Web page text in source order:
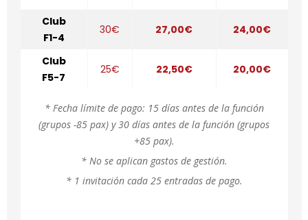
Club
F1-4
30€ 27,00€ 24,00€
Club
F5-7
25€ 22,50€ 20,00€
* Fecha límite de pago: 15 días antes de la función
(grupos -85 pax) y 30 días antes de la función (grupos
+85 pax).
* No se aplican gastos de gestión.
* 1 invitación cada 25 entradas de pago.